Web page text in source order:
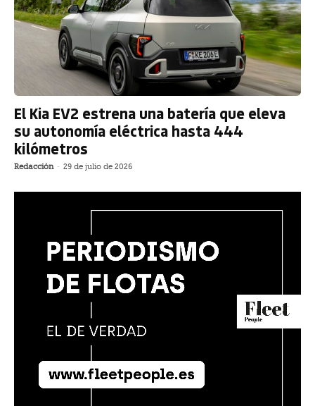
El Kia EV2 estrena una batería que eleva
su autonomía eléctrica hasta 444
kilómetros
Redacción - 29 de julio de 2026